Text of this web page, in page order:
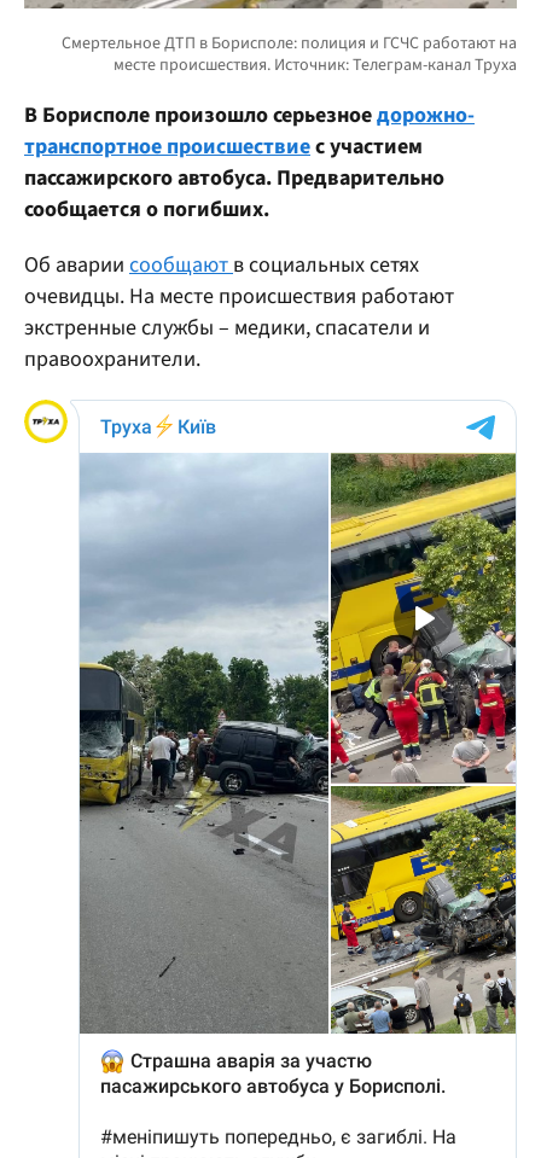
В Борисполе произошло серьезноедорожно-
транспортное происшествиес участием
пассажирского автобуса. Предварительно
сообщается о погибших.
Об аварии сообщают в социальных сетях
очевидцы. На месте происшествия работают
экстренные службы – медики, спасатели и
правоохранители.